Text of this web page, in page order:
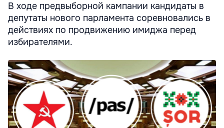
В ходе предвыборной кампании кандидаты в
депутаты нового парламента соревновались в
действиях по продвижению имиджа перед
избирателями.